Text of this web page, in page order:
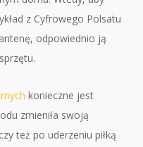
z Cyfrowego Polsatu
odpowiednio ją
konieczne jest
zmieniła swoją
też po uderzeniu piłką